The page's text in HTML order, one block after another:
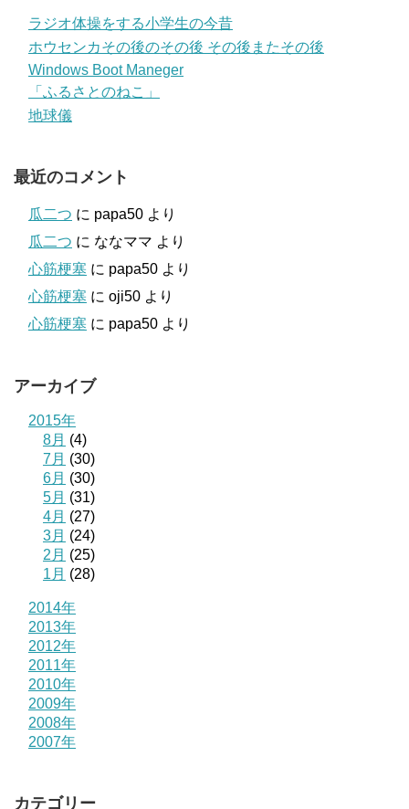
ラジオ体操をする小学生の今昔
ホウセンカその後のその後 その後またその後
Windows Boot Maneger
「ふるさとのねこ」
地球儀
最近のコメント
瓜二つ に papa50 より
瓜二つ に ななママ より
心筋梗塞 に papa50 より
心筋梗塞 に oji50 より
心筋梗塞 に papa50 より
アーカイブ
2015年
8月 (4)
7月 (30)
6月 (30)
5月 (31)
4月 (27)
3月 (24)
2月 (25)
1月 (28)
2014年
2013年
2012年
2011年
2010年
2009年
2008年
2007年
カテゴリー